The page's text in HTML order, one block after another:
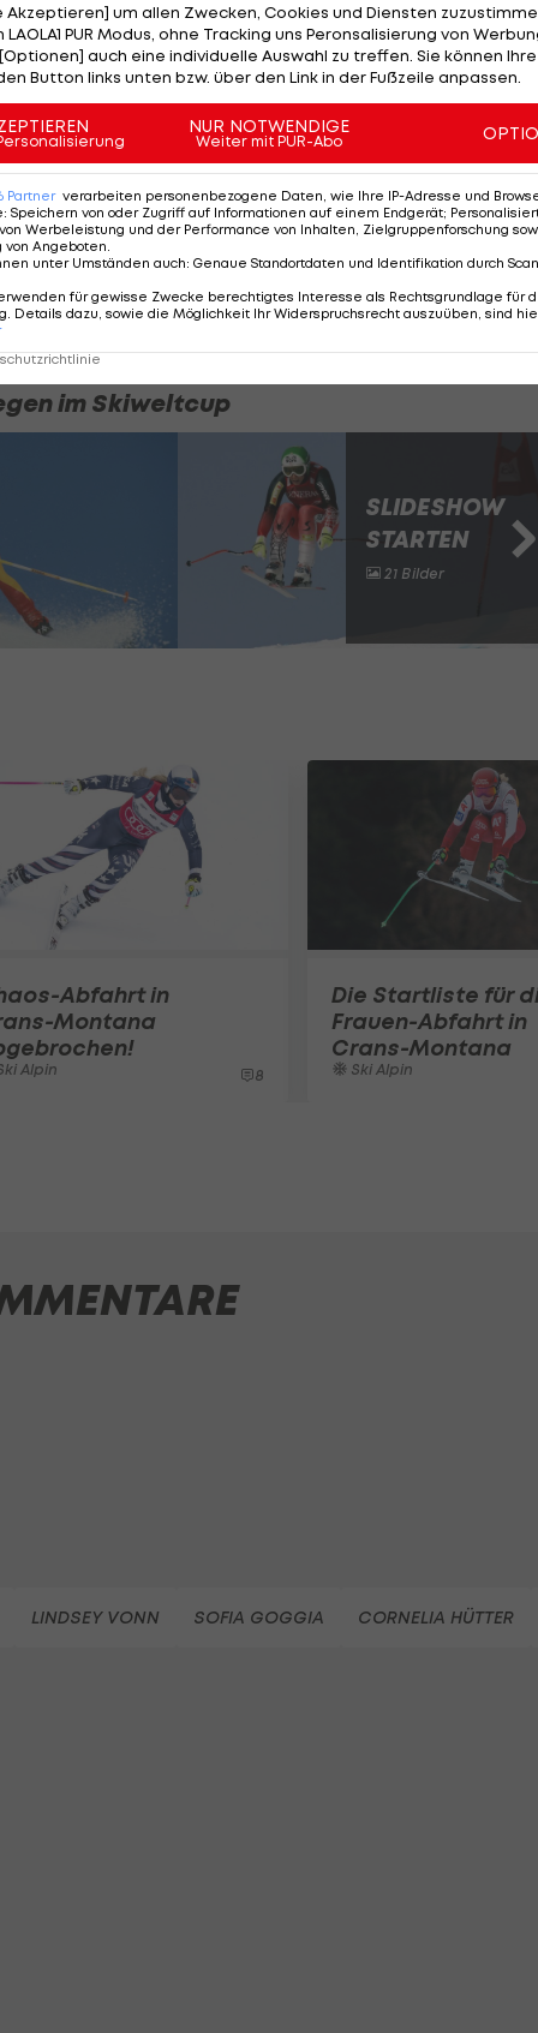
drei weitere ÖSV-Speedfahrerinnen in die Top 20.
zu
Hütter über Abbruch
in Crans-Montana:
im Skiweltcup
SLIDESHOW
STARTEN
21 Bilder
Abfahrt in
Montana
Alpin 8
Die Startliste für
Frauen-Abfahrt in
Crans-Montana
Ski Alpin
LINDSEY VONN SOFIA GOGGIA CORNELIA HÜTTER
Akzeptieren] um allen Zwecken, Cookies und Diensten
PUR Modus, ohne Tracking uns Peronsalisierung von
auch eine individuelle Auswahl zu treffen. Sie können
Button links unten bzw. über den Link in der Fußzeile anpassen.
NUR NOTWENDIGE
Weiter mit PUR-Abo
Partner verarbeiten personenbezogene Daten, wie Ihre IP-Adresse und
: Speichern von oder Zugriff auf Informationen auf einem Endgerät;
Werbeleistung und der Performance von Inhalten, Zielgruppenforschung
von Angeboten
unter Umständen auch: Genaue Standortdaten und Identifikation durch
für gewisse Zwecke berechtigtes Interesse als Rechtsgrundlage für
Details dazu, sowie die Möglichkeit Ihr Widerspruchsrecht auszuüben, sind